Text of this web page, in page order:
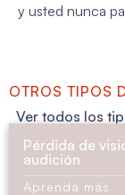
y usted nunca
OTROS TIPOS
Ver todos los
Pérdida de
audición
Aprenda más